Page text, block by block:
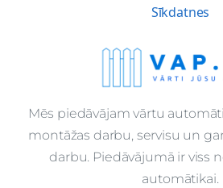
Sīkdatnes
Mēs piedāvājam vārtu
montāžas darbu, servisu un
darbu. Piedāvājumā ir viss
automātikai.